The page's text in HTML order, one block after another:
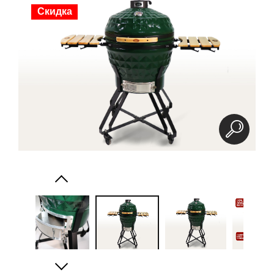
Скидка
Скидка
Скидка
Скидка
Скидка
Скидка
Скидка
Скидка